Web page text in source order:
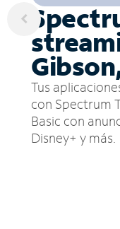
Tus
con Spectrum
Basic con
Disney+ y más.